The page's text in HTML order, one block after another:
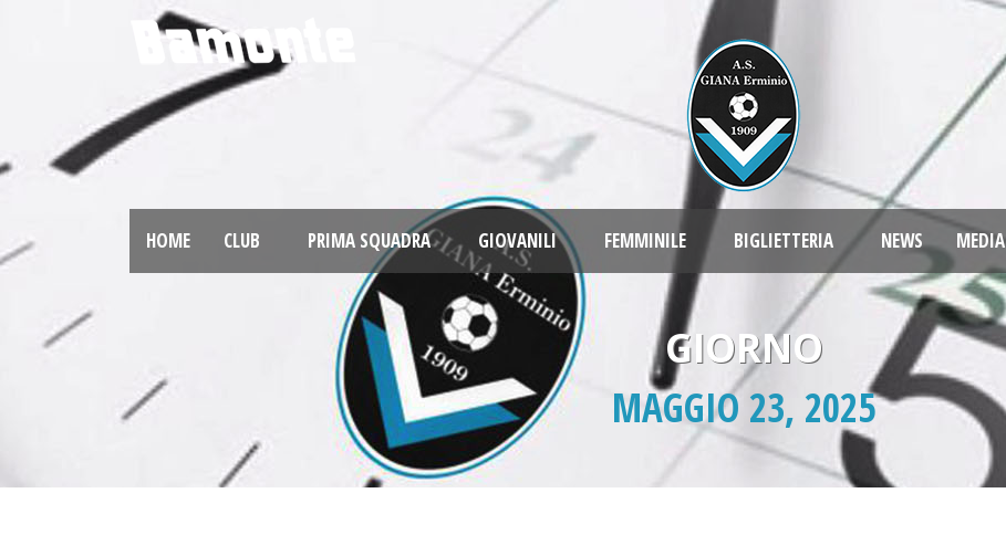
HOME CLUB PRIMA SQUADRA GIOVANILI FEMMINILE BIGLIETTERIA NEWS MEDIA
GIORNO
MAGGIO 23, 2025